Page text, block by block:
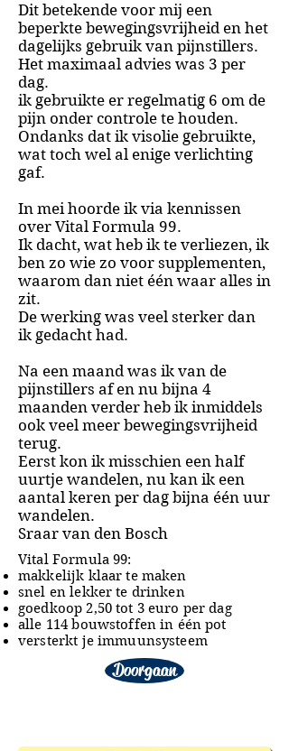
Dit betekende voor mij een
beperkte bewegingsvrijheid en het
dagelijks gebruik van pijnstillers.
Het maximaal advies was 3 per
dag.
ik gebruikte er regelmatig 6 om de
pijn onder controle te houden.
Ondanks dat ik visolie gebruikte,
wat toch wel al enige verlichting
gaf.
In mei hoorde ik via kennissen
over Vital Formula 99.
Ik dacht, wat heb ik te verliezen, ik
ben zo wie zo voor supplementen,
waarom dan niet één waar alles in
zit.
De werking was veel sterker dan
ik gedacht had.
Na een maand was ik van de
pijnstillers af en nu bijna 4
maanden verder heb ik inmiddels
ook veel meer bewegingsvrijheid
terug.
Eerst kon ik misschien een half
uurtje wandelen, nu kan ik een
aantal keren per dag bijna één uur
wandelen.
Sraar van den Bosch
Vital Formula 99:
makkelijk klaar te maken
snel en lekker te drinken
goedkoop 2,50 tot 3 euro per dag
alle 114 bouwstoffen in één pot
versterkt je immuunsysteem
Doorgaan